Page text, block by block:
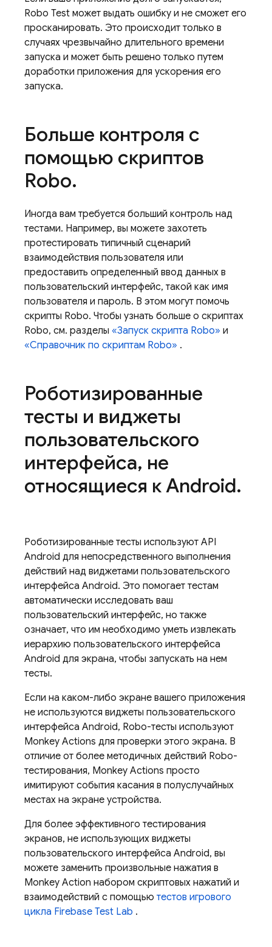
Robo Test может выдать ошибку и не сможет его
просканировать. Это происходит только в
случаях чрезвычайно длительного времени
запуска и может быть решено только путем
доработки приложения для ускорения его
запуска.
Больше контроля с
помощью скриптов
Robo.
Иногда вам требуется больший контроль над
тестами. Например, вы можете захотеть
протестировать типичный сценарий
взаимодействия пользователя или
предоставить определенный ввод данных в
пользовательский интерфейс, такой как имя
пользователя и пароль. В этом могут помочь
скрипты Robo. Чтобы узнать больше о скриптах
Robo, см. разделы «Запуск скрипта Robo» и
«Справочник по скриптам Robo» .
Роботизированные
тесты и виджеты
пользовательского
интерфейса, не
относящиеся к Android.
Роботизированные тесты используют API
Android для непосредственного выполнения
действий над виджетами пользовательского
интерфейса Android. Это помогает тестам
автоматически исследовать ваш
пользовательский интерфейс, но также
означает, что им необходимо уметь извлекать
иерархию пользовательского интерфейса
Android для экрана, чтобы запускать на нем
тесты.
Если на каком-либо экране вашего приложения
не используются виджеты пользовательского
интерфейса Android, Robo-тесты используют
Monkey Actions для проверки этого экрана. В
отличие от более методичных действий Robo-
тестирования, Monkey Actions просто
имитируют события касания в полуслучайных
местах на экране устройства.
Для более эффективного тестирования
экранов, не использующих виджеты
пользовательского интерфейса Android, вы
можете заменить произвольные нажатия в
Monkey Action набором скриптовых нажатий и
взаимодействий с помощью тестов игрового
цикла Firebase Test Lab .